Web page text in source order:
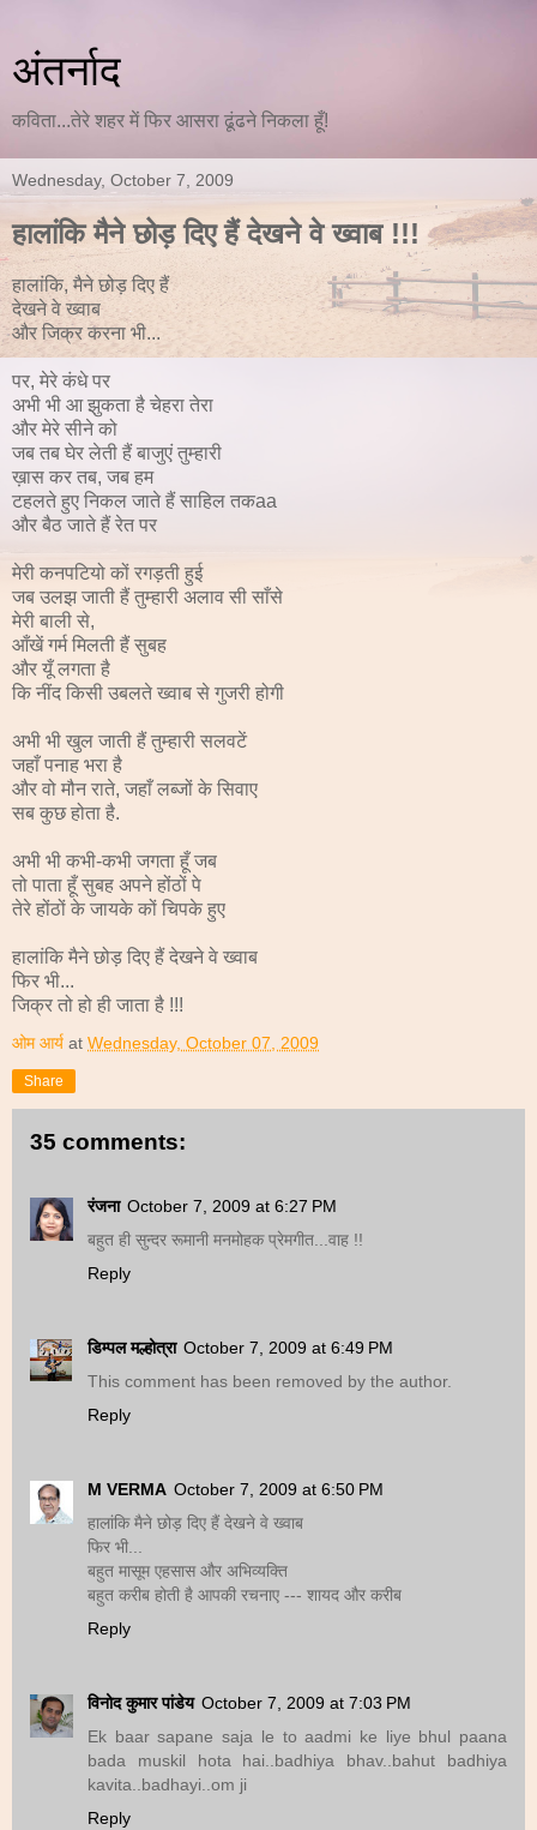
अंतर्नाद
कविता...तेरे शहर में फिर आसरा ढूंढने निकला हूँ!
Wednesday, October 7, 2009
हालांकि मैने छोड़ दिए हैं देखने वे ख्वाब !!!
हालांकि, मैने छोड़ दिए हैं
देखने वे ख्वाब
और जिक्र करना भी...
पर, मेरे कंधे पर
अभी भी आ झुकता है चेहरा तेरा
और मेरे सीने को
जब तब घेर लेती हैं बाजुएं तुम्हारी
ख़ास कर तब, जब हम
टहलते हुए निकल जाते हैं साहिल तकaa
और बैठ जाते हैं रेत पर
मेरी कनपटियो कों रगड़ती हुई
जब उलझ जाती हैं तुम्हारी अलाव सी साँसे
मेरी बाली से,
आँखें गर्म मिलती हैं सुबह
और यूँ लगता है
कि नींद किसी उबलते ख्वाब से गुजरी होगी
अभी भी खुल जाती हैं तुम्हारी सलवटें
जहाँ पनाह भरा है
और वो मौन राते, जहाँ लब्जों के सिवाए
सब कुछ होता है.
अभी भी कभी-कभी जगता हूँ जब
तो पाता हूँसुबह अपने होंठों पे
तेरे होंठों के जायके कों चिपके हुए
हालांकि मैने छोड़ दिए हैं देखने वे ख्वाब
फिर भी...
जिक्र तो हो ही जाता है !!!
ओम आर्य at Wednesday, October 07, 2009
Share
35 comments:
रंजना October 7, 2009 at 6:27 PM
बहुत ही सुन्दर रूमानी मनमोहक प्रेमगीत...वाह !!
Reply
डिम्पल मल्होत्रा October 7, 2009 at 6:49 PM
This comment has been removed by the author.
Reply
M VERMA October 7, 2009 at 6:50 PM
हालांकि मैने छोड़ दिए हैं देखने वे ख्वाब
फिर भी...
बहुत मासूम एहसास और अभिव्यक्ति
बहुत करीब होती है आपकी रचनाए --- शायद और करीब
Reply
विनोद कुमार पांडेय October 7, 2009 at 7:03 PM
Ek baar sapane saja le to aadmi ke liye bhul paana
bada muskil hota hai..badhiya bhav..bahut badhiya
kavita..badhayi..om ji
Reply